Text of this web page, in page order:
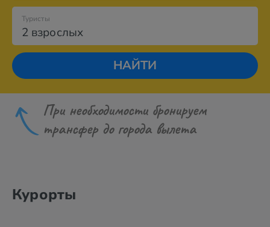
2 взрослых
Туристы
НАЙТИ
При необходимости бронируем
трансфер до города вылета
Курорты